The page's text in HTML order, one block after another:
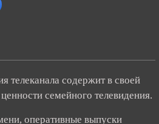
телеканала содержит в своей
семейного телевидения.
оперативные выпуски